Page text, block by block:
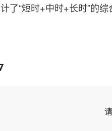
了“短时+中时+长时”的